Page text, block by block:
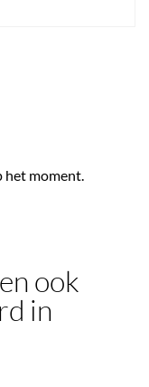
het moment.
ook
in